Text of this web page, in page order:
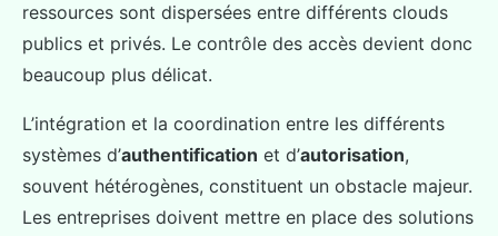
ressources sont dispersées entre différents clouds
publics et privés. Le contrôle des accès devient donc
beaucoup plus délicat.
L’intégration et la coordination entre les différents
systèmes d’authentification et d’autorisation,
souvent hétérogènes, constituent un obstacle majeur.
Les entreprises doivent mettre en place des solutions